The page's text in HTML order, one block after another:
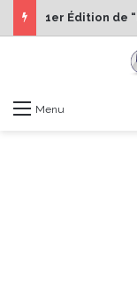
Menu